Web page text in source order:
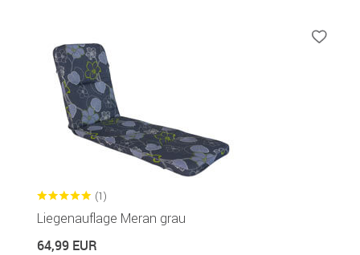
(1)
Liegenauflage Meran grau
64,99 EUR